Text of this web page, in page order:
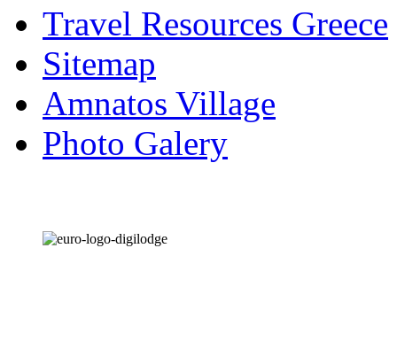
Travel Resources Greece
Sitemap
Amnatos Village
Photo Galery